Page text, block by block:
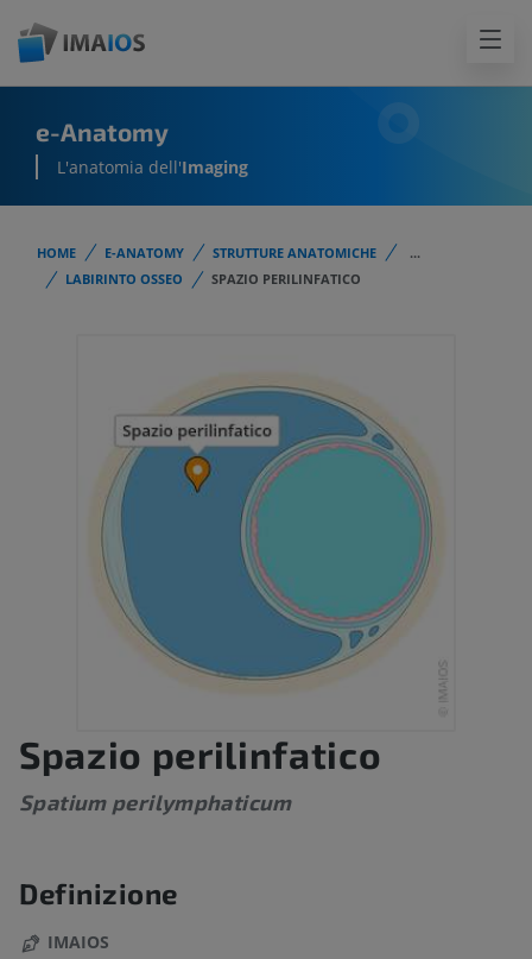
e-Anatomy
L'anatomia dell'Imaging
HOME E-ANATOMY STRUTTURE ANATOMICHE
...
LABIRINTO OSSEO
SPAZIO PERILINFATICO
Spazio perilinfatico
Spatium perilymphaticum
Definizione
IMAIOS